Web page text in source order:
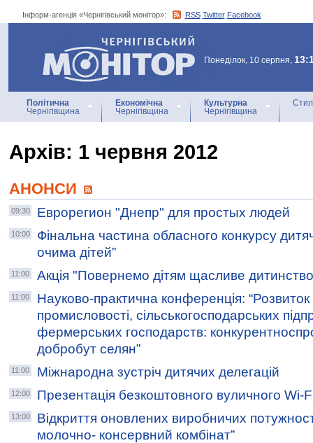
Інформ-агенція «Чернігівський монітор»: RSS Twitter Facebook
Інформ-агенція
«Чернігівський монітор»
Понеділок, 10 серпня,
Політична
Чернігівщина
Економічна
Чернігівщина
Культурна
Чернігівщина
Архiв: 1 червня 2012
АНОНСИ
09:30 Еврорегион "Днепр" для простых людей
10:00
Фінальна частина обласного конкурсу
очима дітей”
11:00 Акція "Повернемо дітям щасливе
11:00
Науково-практична конференція:
промисловості, сільськогосподарських
фермерських господарств:
добробут селян”
11:00 Міжнародна зустріч дитячих делегацій
12:00 Презентація безкоштовного вуличного Wi-
13:00
Відкриття оновлених виробничих
молочно- консервний комбінат”